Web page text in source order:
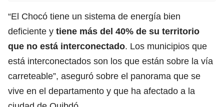
“El Chocó tiene un sistema de energía bien
deficiente y tiene más del 40% de su territorio
que no está interconectado. Los municipios que
está interconectados son los que están sobre la vía
carreteable”, aseguró sobre el panorama que se
vive en el departamento y que ha afectado a la